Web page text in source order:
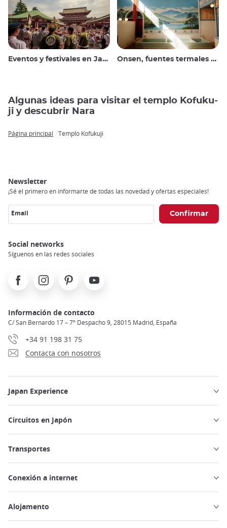
Eventos y festivales en Japón Onsen, fuentes termales y baños públicos
Algunas ideas para visitar el templo Kofuku-
ji y descubrir Nara
Página principal Templo Kofukuji
Newsletter
¡Sé el primero en informarte de todas las novedad y ofertas especiales!
Email
Social networks
Síguenos en las redes sociales
FacebookInstagramPinterest Youtube
Información de contacto
C/ San Bernardo 17 – 7º Despacho 9, 28015 Madrid, España
+34 91 198 31 75
Contacta con nosotros
Japan Experience
Circuitos en Japón
Transportes
Conexión a internet
Alojamento